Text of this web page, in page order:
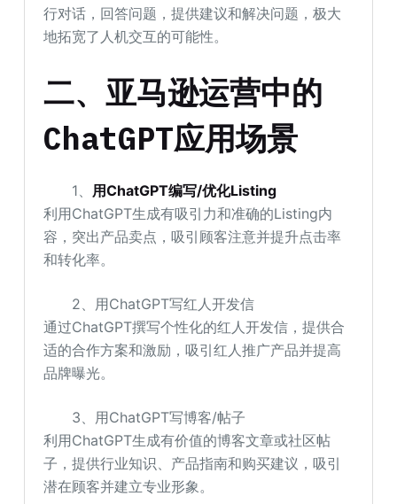
行对话，回答问题，提供建议和解决问题，极大
地拓宽了人机交互的可能性。
二、亚马逊运营中的
ChatGPT应用场景
1、 用ChatGPT编写/优化Listing
利用ChatGPT生成有吸引力和准确的Listing内
容，突出产品卖点，吸引顾客注意并提升点击率
和转化率。
2、用ChatGPT写红人开发信
通过ChatGPT撰写个性化的红人开发信，提供合
适的合作方案和激励，吸引红人推广产品并提高
品牌曝光。
3、用ChatGPT写博客/帖子
利用ChatGPT生成有价值的博客文章或社区帖
子，提供行业知识、产品指南和购买建议，吸引
潜在顾客并建立专业形象。